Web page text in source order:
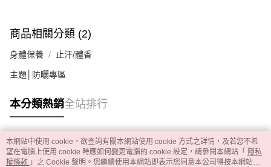
商品相關分類 (2)
身體保養 止汗/體香
主題│防曬專區
本分類熱銷全站排行
熱門標籤
本網站中使用 cookie，欲查詢有關本網站使用 cookie 方式之詳情，及若您不希
望在電腦上使用 cookie 時應如何變更電腦的 cookie 設定，請參閱本網站「 隱私
權條款 」之 Cookie 聲明。您繼續使用本網站即表示您同意本公司得按本網站使